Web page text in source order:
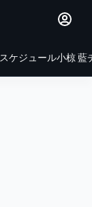
スケジュール小椋 藍